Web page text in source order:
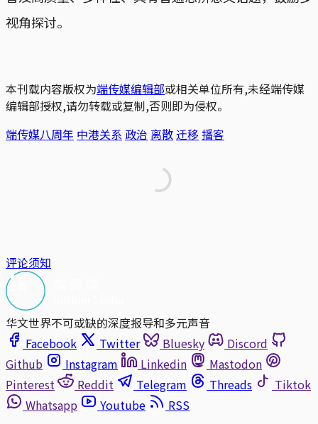
视角探讨。
本刊载内容版权为端传媒编辑部或相关单位所有,未经端传媒
编辑部授权,请勿转载或复制,否则即为侵权。
端传媒八周年 中港关系 政治 离散迁移播客
评论须知
华文世界不可或缺的深度报导和多元声音
Facebook
Twitter Bluesky
Discord
Github
Instagram Linkedin
Mastodon
Pinterest
Reddit Telegram Threads
Tiktok
Whatsapp
Youtube
RSS